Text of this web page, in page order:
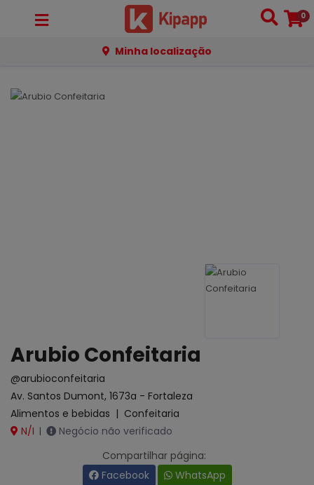
0
Minha localização
Arubio Confeitaria
@arubioconfeitaria
Av. Santos Dumont, 1673a - Fortaleza
Alimentos e bebidas | Confeitaria
N/I |
Negócio não verificado
Compartilhar página:
Facebook
WhatsApp